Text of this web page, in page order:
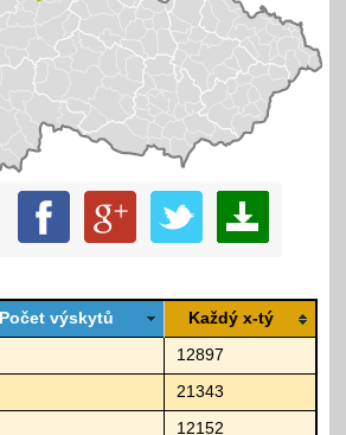
Počet výskytů Každý x-tý
12897
21343
12152